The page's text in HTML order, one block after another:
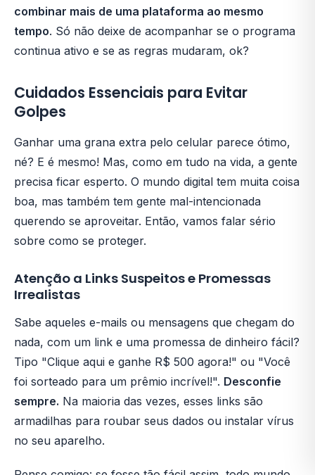
combinar mais de uma plataforma ao mesmo
tempo. Só não deixe de acompanhar se o programa
continua ativo e se as regras mudaram, ok?
Cuidados Essenciais para Evitar
Golpes
Ganhar uma grana extra pelo celular parece ótimo,
né? E é mesmo! Mas, como em tudo na vida, a gente
precisa ficar esperto. O mundo digital tem muita coisa
boa, mas também tem gente mal-intencionada
querendo se aproveitar. Então, vamos falar sério
sobre como se proteger.
Atenção a Links Suspeitos e Promessas
Irrealistas
Sabe aqueles e-mails ou mensagens que chegam do
nada, com um link e uma promessa de dinheiro fácil?
Tipo "Clique aqui e ganhe R$ 500 agora!" ou "Você
foi sorteado para um prêmio incrível!". Desconfie
sempre. Na maioria das vezes, esses links são
armadilhas para roubar seus dados ou instalar vírus
no seu aparelho.